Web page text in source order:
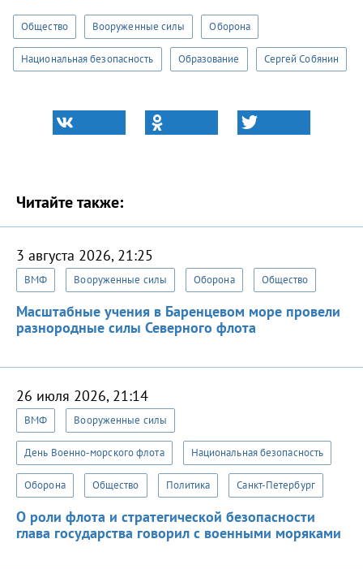
Общество Вооруженные силы Оборона
Национальная безопасность Образование Сергей Собянин
Читайте также:
3 августа 2026, 21:25
ВМФ Вооруженные силы Оборона Общество
Масштабные учения в Баренцевом море провели
разнородные силы Северного флота
26 июля 2026, 21:14
ВМФ Вооруженные силы
День Военно-морского флота Национальная безопасность
Оборона Общество Политика Санкт-Петербург
О роли флота и стратегической безопасности
глава государства говорил с военными моряками